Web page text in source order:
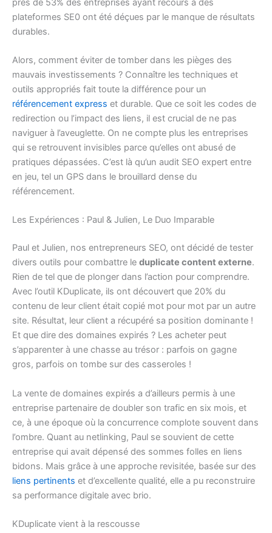
près de 53% des entreprises ayant recours à des
plateformes SE0 ont été déçues par le manque de résultats
durables.
Alors, comment éviter de tomber dans les pièges des
mauvais investissements ? Connaître les techniques et
outils appropriés fait toute la différence pour un
référencement express et durable. Que ce soit les codes de
redirection ou l’impact des liens, il est crucial de ne pas
naviguer à l’aveuglette. On ne compte plus les entreprises
qui se retrouvent invisibles parce qu’elles ont abusé de
pratiques dépassées. C’est là qu’un audit SEO expert entre
en jeu, tel un GPS dans le brouillard dense du
référencement.
Les Expériences : Paul & Julien, Le Duo Imparable
Paul et Julien, nos entrepreneurs SEO, ont décidé de tester
divers outils pour combattre le duplicate content externe.
Rien de tel que de plonger dans l’action pour comprendre.
Avec l’outil KDuplicate, ils ont découvert que 20% du
contenu de leur client était copié mot pour mot par un autre
site. Résultat, leur client a récupéré sa position dominante !
Et que dire des domaines expirés ? Les acheter peut
s’apparenter à une chasse au trésor : parfois on gagne
gros, parfois on tombe sur des casseroles !
La vente de domaines expirés a d’ailleurs permis à une
entreprise partenaire de doubler son trafic en six mois, et
ce, à une époque où la concurrence complote souvent dans
l’ombre. Quant au netlinking, Paul se souvient de cette
entreprise qui avait dépensé des sommes folles en liens
bidons. Mais grâce à une approche revisitée, basée sur des
liens pertinents et d’excellente qualité, elle a pu reconstruire
sa performance digitale avec brio.
KDuplicate vient à la rescousse